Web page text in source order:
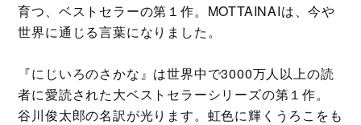
育つ、ベストセラーの第１作。MOTTAINAIは、今や
世界に通じる言葉になりました。
『にじいろのさかな』は世界中で3000万人以上の読
者に愛読された大ベストセラーシリーズの第１作。
谷川俊太郎の名訳が光ります。虹色に輝くうろこをも